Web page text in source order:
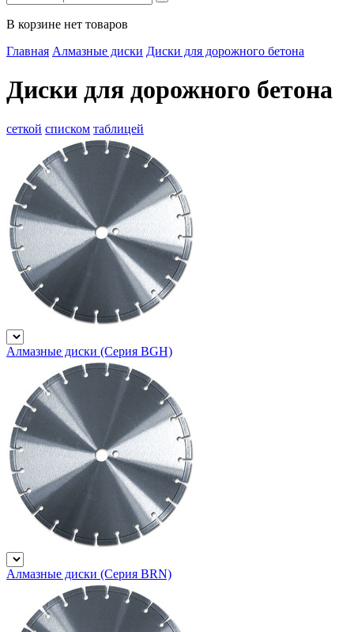
В корзине нет товаров
Главная Алмазные диски Диски для дорожного бетона
Диски для дорожного бетона
сеткой списком таблицей
Алмазные диски (Серия BGH)
Алмазные диски (Серия BRN)